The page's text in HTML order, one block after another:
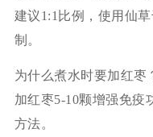
建议1:1比例，使用仙
制。
为什么煮水时要加红枣
加红枣5-10颗增强免疫
方法。